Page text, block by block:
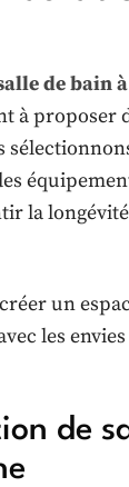
de bain
à proposer
la longévité
un
les envies
de